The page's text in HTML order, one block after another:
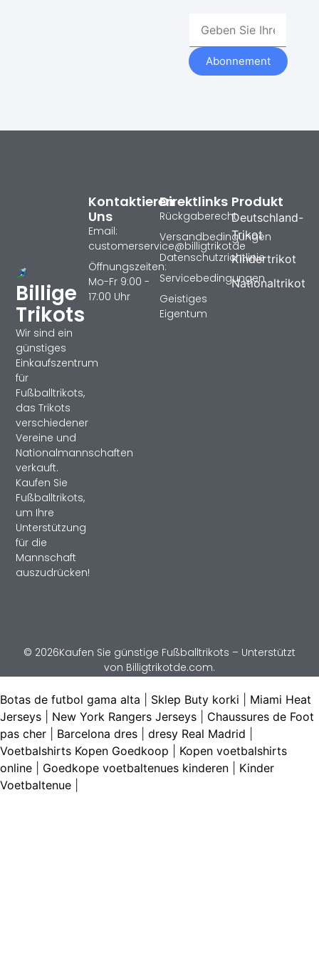
Abonnement
Billige
Trikots
Wir sind ein
günstiges
Einkaufszentrum
für
Fußballtrikots,
das Trikots
verschiedener
Vereine und
Nationalmannschaften
verkauft.
Kaufen Sie
Fußballtrikots,
um Ihre
Unterstützung
für die
Mannschaft
auszudrücken!
Produkt
Deutschland-
Trikot
Kindertrikot
Nationaltrikot
Direktlinks
Rückgaberecht
Versandbedingungen
Datenschutzrichtlinie
Servicebedingungen
Geistiges
Eigentum
Kontaktieren
Uns
Email:
customerservice@billigtrikotde
Öffnungszeiten:
Mo-Fr 9:00 -
17:00 Uhr
© 2026Kaufen Sie günstige Fußballtrikots – Unterstützt
von Billigtrikotde.com.
Botas de futbol gama alta Sklep Buty korki
Miami Heat
Jerseys
New York Rangers Jerseys
Chaussures de Foot
pas cher
Barcelona dres dresy Real Madrid
Voetbalshirts Kopen Goedkoop
Kopen voetbalshirts
online
Goedkope voetbaltenues kinderen
Kinder
Voetbaltenue